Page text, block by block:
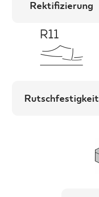
Rektifizierung
Rutschfestigkeit